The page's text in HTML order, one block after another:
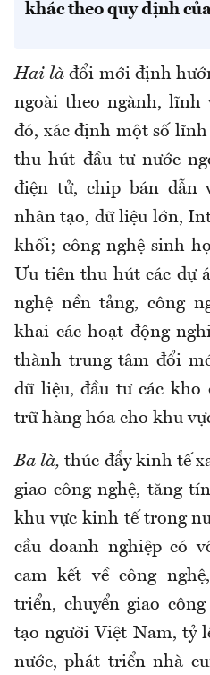
khác theo quy định
Hai là đổi mới định
ngoài theo ngành, lĩnh
đó, xác định một số
thu hút đầu tư nước
điện tử, chip bán
nhân tạo, dữ liệu lớn,
khối; công nghệ sinh
Ưu tiên thu hút các dự
nghệ nền tảng, công
khai các hoạt động
thành trung tâm đổi
dữ liệu, đầu tư các
trữ hàng hóa cho khu
Ba là, thúc đẩy kinh tế
giao công nghệ, tăng
khu vực kinh tế trong
cầu doanh nghiệp có
cam kết về công
triển, chuyển giao
tạo người Việt Nam, tỷ
nước, phát triển nhà